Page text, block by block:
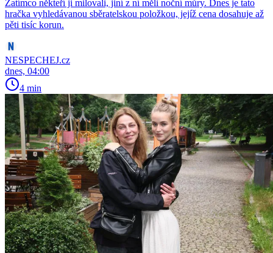
Zatímco někteří ji milovali, jiní z ní měli noční můry. Dnes je tato
hračka vyhledávanou sběratelskou položkou, jejíž cena dosahuje až
pěti tisíc korun.
NESPECHEJ.cz
dnes, 04:00
4 min